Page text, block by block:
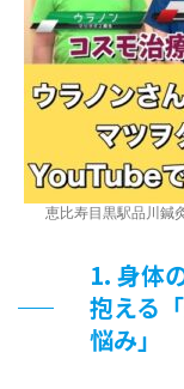
恵比寿目黒駅品川鍼
1. 身体
抱える
悩み」